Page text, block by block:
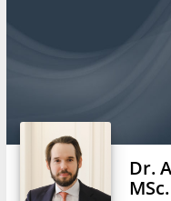
Dr.
MSc.